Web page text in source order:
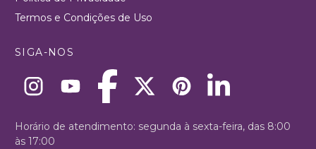
Termos e Condições de Uso
SIGA-NOS
Horário de atendimento: segunda à sexta-feira, das 8:00
às 17:00